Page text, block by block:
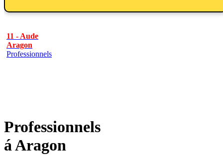
11 - Aude
Aragon
Professionnels
Professionnels
á Aragon